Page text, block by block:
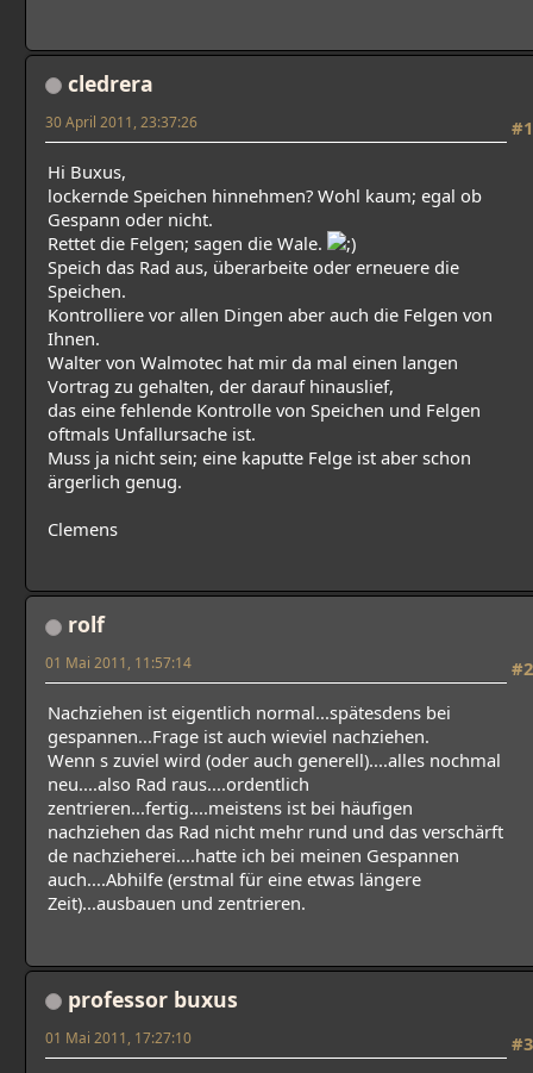
cledrera
#1
30 April 2011, 23:37:26
Hi Buxus,
lockernde Speichen hinnehmen? Wohl kaum; egal ob
Gespann oder nicht.
Rettet die Felgen; sagen die Wale.
Speich das Rad aus, überarbeite oder erneuere die
Speichen.
Kontrolliere vor allen Dingen aber auch die Felgen von
Ihnen.
Walter von Walmotec hat mir da mal einen langen
Vortrag zu gehalten, der darauf hinauslief,
das eine fehlende Kontrolle von Speichen und Felgen
oftmals Unfallursache ist.
Muss ja nicht sein; eine kaputte Felge ist aber schon
ärgerlich genug.
Clemens
rolf
#2
01 Mai 2011, 11:57:14
Nachziehen ist eigentlich normal...spätesdens bei
gespannen...Frage ist auch wieviel nachziehen.
Wenn s zuviel wird (oder auch generell)....alles nochmal
neu....also Rad raus....ordentlich
zentrieren...fertig....meistens ist bei häufigen
nachziehen das Rad nicht mehr rund und das verschärft
de nachzieherei....hatte ich bei meinen Gespannen
auch....Abhilfe (erstmal für eine etwas längere
Zeit)...ausbauen und zentrieren.
professor buxus
#3
01 Mai 2011, 17:27:10